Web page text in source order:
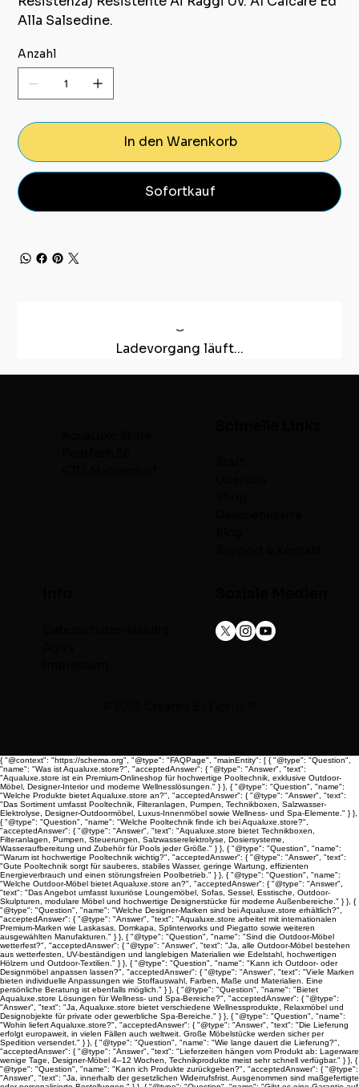
Alla Salsedine.
Anzahl
In den Warenkorb
Sofortkauf
Ladevorgang läuft...
{ "@context": "https://schema.org", "@type": "FAQPage", "mainEntity": [ { "@type": "Question",
"name": "Was ist Aqualuxe.store?", "acceptedAnswer": { "@type": "Answer", "text":
"Aqualuxe.store ist ein Premium-Onlineshop für hochwertige Pooltechnik, exklusive Outdoor-
Möbel, Designer-Interior und moderne Wellnesslösungen." } }, { "@type": "Question", "name":
"Welche Produkte bietet Aqualuxe.store an?", "acceptedAnswer": { "@type": "Answer", "text":
"Das Sortiment umfasst Pooltechnik, Filteranlagen, Pumpen, Technikboxen, Salzwasser-
Elektrolyse, Designer-Outdoormöbel, Luxus-Innenmöbel sowie Wellness- und Spa-Elemente." } },
{ "@type": "Question", "name": "Welche Pooltechnik finde ich bei Aqualuxe.store?",
"acceptedAnswer": { "@type": "Answer", "text": "Aqualuxe.store bietet Technikboxen,
Filteranlagen, Pumpen, Steuerungen, Salzwasserelektrolyse, Dosiersysteme,
Wasseraufbereitung und Zubehör für Pools jeder Größe." } }, { "@type": "Question", "name":
"Warum ist hochwertige Pooltechnik wichtig?", "acceptedAnswer": { "@type": "Answer", "text":
"Gute Pooltechnik sorgt für sauberes, stabiles Wasser, geringe Wartung, effizienten
Energieverbrauch und einen störungsfreien Poolbetrieb." } }, { "@type": "Question", "name":
"Welche Outdoor-Möbel bietet Aqualuxe.store an?", "acceptedAnswer": { "@type": "Answer",
"text": "Das Angebot umfasst luxuriöse Loungemöbel, Sofas, Sessel, Esstische, Outdoor-
Skulpturen, modulare Möbel und hochwertige Designerstücke für moderne Außenbereiche." } }, {
"@type": "Question", "name": "Welche Designer-Marken sind bei Aqualuxe.store erhältlich?",
"acceptedAnswer": { "@type": "Answer", "text": "Aqualuxe.store arbeitet mit internationalen
Premium-Marken wie Laskasas, Domkapa, Splinterworks und Piegatto sowie weiteren
ausgewählten Manufakturen." } }, { "@type": "Question", "name": "Sind die Outdoor-Möbel
wetterfest?", "acceptedAnswer": { "@type": "Answer", "text": "Ja, alle Outdoor-Möbel bestehen
aus wetterfesten, UV-beständigen und langlebigen Materialien wie Edelstahl, hochwertigen
Hölzern und Outdoor-Textilien." } }, { "@type": "Question", "name": "Kann ich Outdoor- oder
Designmöbel anpassen lassen?", "acceptedAnswer": { "@type": "Answer", "text": "Viele Marken
bieten individuelle Anpassungen wie Stoffauswahl, Farben, Maße und Materialien. Eine
persönliche Beratung ist ebenfalls möglich." } }, { "@type": "Question", "name": "Bietet
Aqualuxe.store Lösungen für Wellness- und Spa-Bereiche?", "acceptedAnswer": { "@type":
"Answer", "text": "Ja, Aqualuxe.store bietet verschiedene Wellnessprodukte, Relaxmöbel und
Designobjekte für private oder gewerbliche Spa-Bereiche." } }, { "@type": "Question", "name":
"Wohin liefert Aqualuxe.store?", "acceptedAnswer": { "@type": "Answer", "text": "Die Lieferung
erfolgt europaweit, in vielen Fällen auch weltweit. Große Möbelstücke werden sicher per
Spedition versendet." } }, { "@type": "Question", "name": "Wie lange dauert die Lieferung?",
"acceptedAnswer": { "@type": "Answer", "text": "Lieferzeiten hängen vom Produkt ab: Lagerware
wenige Tage, Designer-Möbel 4–12 Wochen, Technikprodukte meist sehr schnell verfügbar." } }, {
"@type": "Question", "name": "Kann ich Produkte zurückgeben?", "acceptedAnswer": { "@type":
"Answer", "text": "Ja, innerhalb der gesetzlichen Widerrufsfrist. Ausgenommen sind maßgefertigte